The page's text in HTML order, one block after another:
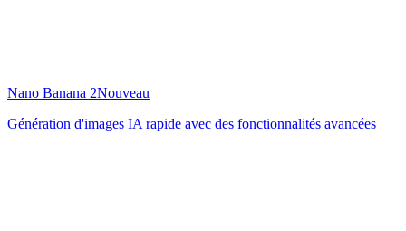
Nano Banana 2Nouveau
Génération d'images IA rapide avec des fonctionnalités avancées